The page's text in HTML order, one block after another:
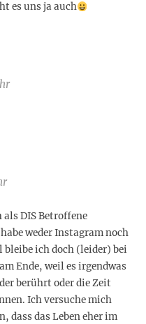
es uns ja auch
als DIS Betroffene
weder Instagram noch
ich doch (leider) bei
Ende, weil es irgendwas
berührt oder die Zeit
Ich versuche mich
dass das Leben eher im